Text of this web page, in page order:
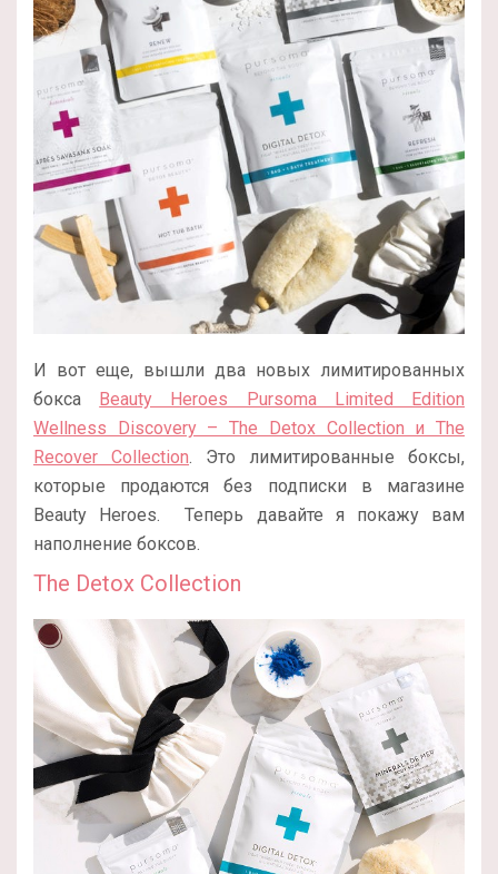
И вот еще, вышли два новых лимитированных
бокса Beauty Heroes Pursoma Limited Edition
Wellness Discovery – The Detox Collection и The
Recover Collection. Это лимитированные боксы,
которые продаются без подписки в магазине
Beauty Heroes.
Теперь давайте я покажу вам
наполнение боксов.
The Detox Collection